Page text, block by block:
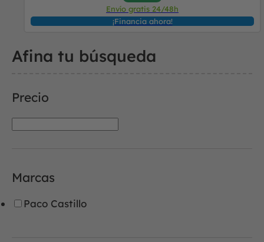
Envío gratis 24/48h
¡Financia ahora!
Afina tu búsqueda
Precio
Marcas
Paco Castillo